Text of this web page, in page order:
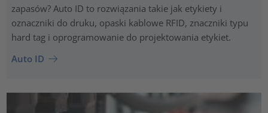
zapasów? Auto ID to rozwiązania takie jak etykiety i
oznaczniki do druku, opaski kablowe RFID, znaczniki typu
hard tag i oprogramowanie do projektowania etykiet.
Auto ID